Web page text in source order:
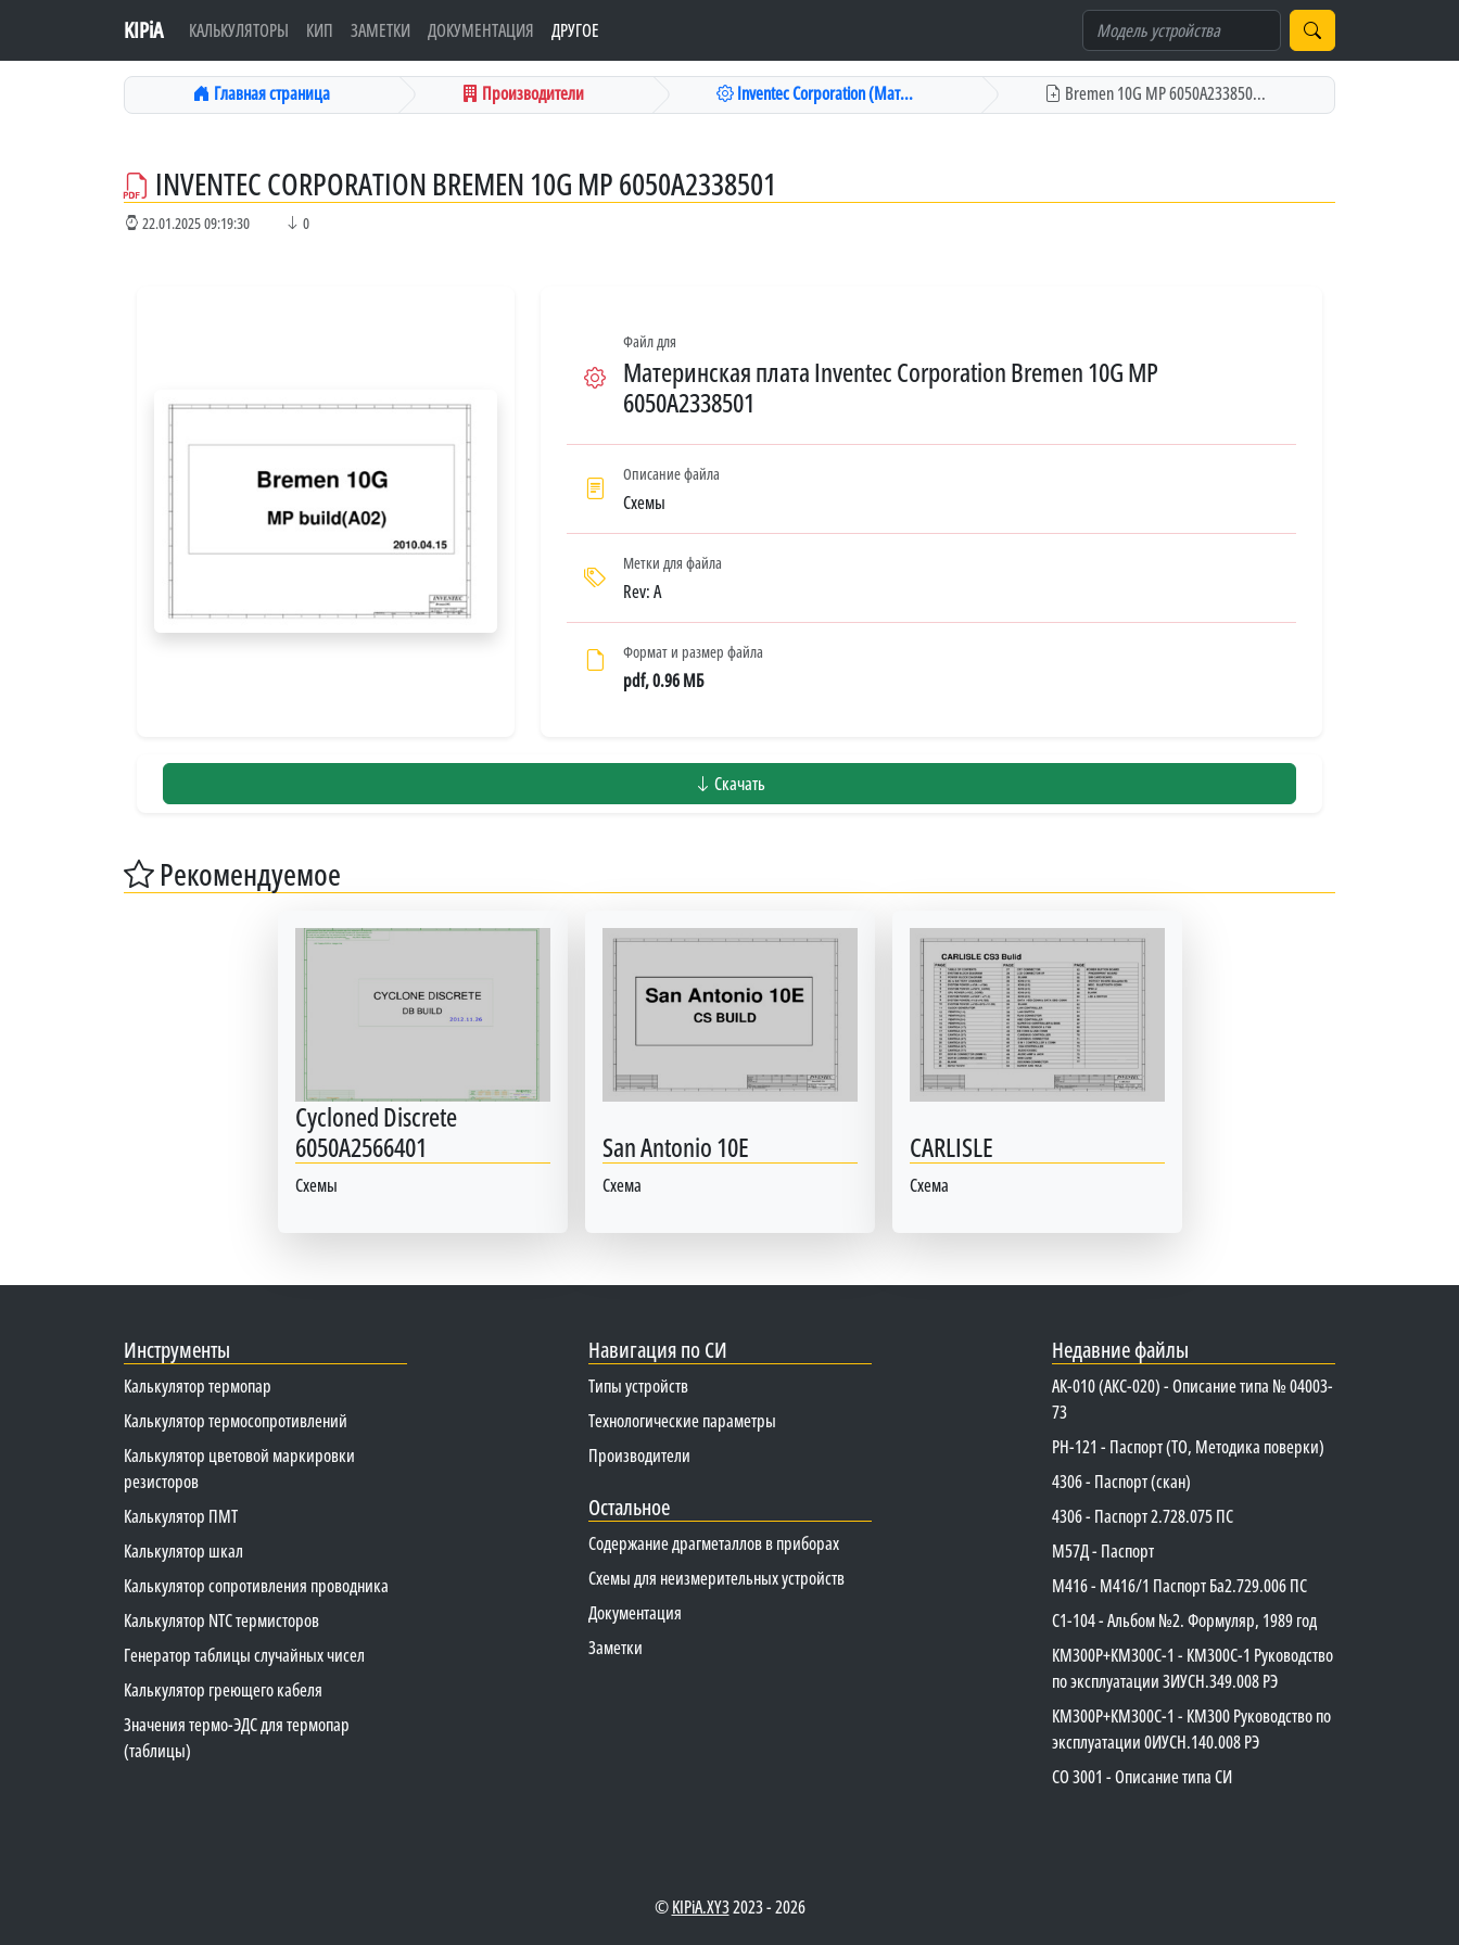
KIPiA КАЛЬКУЛЯТОРЫ КИП ЗАМЕТКИ ДОКУМЕНТАЦИЯ ДРУГОЕ
Главная страница Производители Inventec Corporation (Мат... Bremen 10G MP 6050A233850...
INVENTEC CORPORATION BREMEN 10G MP 6050A2338501
22.01.2025 09:19:30 0
Файл для
Материнская плата Inventec Corporation Bremen 10G MP
6050A2338501
Описание файла
Схемы
Метки для файла
Rev: A
Формат и размер файла
pdf, 0.96 МБ
Скачать
Рекомендуемое
Cycloned Discrete
6050A2566401
Схемы
San Antonio 10E
Схема
CARLISLE
Схема
Инструменты
Калькулятор термопар
Калькулятор термосопротивлений
Калькулятор цветовой маркировки
резисторов
Калькулятор ПМТ
Калькулятор шкал
Калькулятор сопротивления проводника
Калькулятор NTC термисторов
Генератор таблицы случайных чисел
Калькулятор греющего кабеля
Значения термо-ЭДС для термопар
(таблицы)
Навигация по СИ
Типы устройств
Технологические параметры
Производители
Остальное
Содержание драгметаллов в приборах
Схемы для неизмерительных устройств
Документация
Заметки
Недавние файлы
АК-010 (АКС-020) - Описание типа № 04003-
73
PH-121 - Паспорт (ТО, Методика поверки)
4306 - Паспорт (скан)
4306 - Паспорт 2.728.075 ПС
М57Д - Паспорт
М416 - М416/1 Паспорт Ба2.729.006 ПС
C1-104 - Альбом №2. Формуляр, 1989 год
КМ300Р+КМ300С-1 - КМ300C-1 Руководство
по эксплуатации 3ИУСН.349.008 РЭ
КМ300Р+КМ300С-1 - КМ300 Руководство по
эксплуатации 0ИУСН.140.008 РЭ
СО 3001 - Описание типа СИ
©KIPiA.XY32023 - 2026